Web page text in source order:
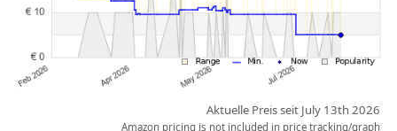
Aktuelle Preis seit July 13th 2026
Amazon pricing is not included in price tracking/graph